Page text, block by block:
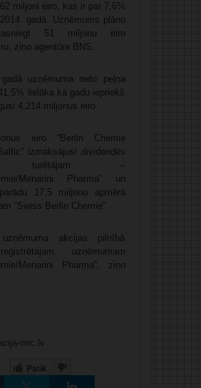
miljoni eiro, kas ir par 7,6%
gadā. Uzņēmums plāno
51 miljonu eiro
ziņo agentūra BNS.
gadā uzņēmuma neto peļņa
lielāka kā gadu iepriekš
4,214 miljonus eiro.
eiro “Berlin Chemie
izmaksājusi dividendēs
turētājam –
Menarini Pharma” un
17,5 miljonu apmērā
“Swiss Berlin Chemie”.
uzņēmuma akcijas pilnībā
uzņēmumam
Menarini Pharma”, ziņo
mic.lv
Patīk